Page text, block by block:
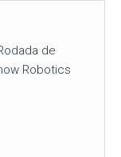
de
Robotics